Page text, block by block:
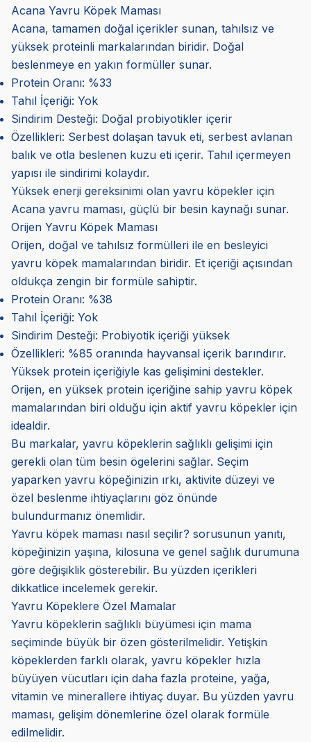
Acana Yavru Köpek Maması
Acana, tamamen doğal içerikler sunan, tahılsız ve
yüksek proteinli markalarından biridir. Doğal
beslenmeye en yakın formüller sunar.
Protein Oranı: %33
Tahıl İçeriği: Yok
Sindirim Desteği: Doğal probiyotikler içerir
Özellikleri: Serbest dolaşan tavuk eti, serbest avlanan
balık ve otla beslenen kuzu eti içerir. Tahıl içermeyen
yapısı ile sindirimi kolaydır.
Yüksek enerji gereksinimi olan yavru köpekler için
Acana yavru maması, güçlü bir besin kaynağı sunar.
Orijen Yavru Köpek Maması
Orijen, doğal ve tahılsız formülleri ile en besleyici
yavru köpek mamalarından biridir. Et içeriği açısından
oldukça zengin bir formüle sahiptir.
Protein Oranı: %38
Tahıl İçeriği: Yok
Sindirim Desteği: Probiyotik içeriği yüksek
Özellikleri: %85 oranında hayvansal içerik barındırır.
Yüksek protein içeriğiyle kas gelişimini destekler.
Orijen, en yüksek protein içeriğine sahip yavru köpek
mamalarından biri olduğu için aktif yavru köpekler için
idealdir.
Bu markalar, yavru köpeklerin sağlıklı gelişimi için
gerekli olan tüm besin ögelerini sağlar. Seçim
yaparken yavru köpeğinizin ırkı, aktivite düzeyi ve
özel beslenme ihtiyaçlarını göz önünde
bulundurmanız önemlidir.
Yavru köpek maması nasıl seçilir? sorusunun yanıtı,
köpeğinizin yaşına, kilosuna ve genel sağlık durumuna
göre değişiklik gösterebilir. Bu yüzden içerikleri
dikkatlice incelemek gerekir.
Yavru Köpeklere Özel Mamalar
Yavru köpeklerin sağlıklı büyümesi için mama
seçiminde büyük bir özen gösterilmelidir. Yetişkin
köpeklerden farklı olarak, yavru köpekler hızla
büyüyen vücutları için daha fazla proteine, yağa,
vitamin ve minerallere ihtiyaç duyar. Bu yüzden yavru
maması, gelişim dönemlerine özel olarak formüle
edilmelidir.